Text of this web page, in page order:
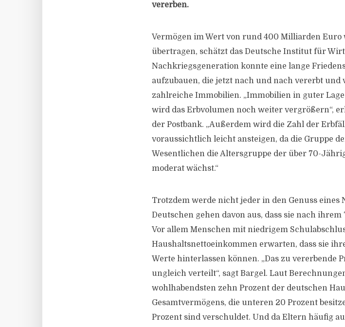
vererben.
Vermögen im Wert von rund 400 Milliarden
übertragen, schätzt das Deutsche Institut für
Nachkriegsgeneration konnte eine lange
aufzubauen, die jetzt nach und nach vererbt
zahlreiche Immobilien. „Immobilien in guter
wird das Erbvolumen noch weiter vergrößern“,
der Postbank. „Außerdem wird die Zahl der
voraussichtlich leicht ansteigen, da die Gruppe
Wesentlichen die Altersgruppe der über 70-
moderat wächst.“
Trotzdem werde nicht jeder in den Genuss eines
Deutschen gehen davon aus, dass sie nach
Vor allem Menschen mit niedrigem
Haushaltsnettoeinkommen erwarten, dass sie
Werte hinterlassen können. „Das zu vererbende
ungleich verteilt“, sagt Bargel. Laut
wohlhabendsten zehn Prozent der deutschen
Gesamtvermögens, die unteren 20 Prozent
Prozent sind verschuldet. Und da Eltern häufig